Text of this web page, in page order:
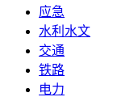
应急
水利水文
交通
铁路
电力